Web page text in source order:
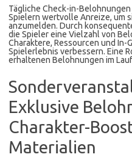
Tägliche Check-in-
Spielern wertvolle Anreize, um
anzumelden. Durch
die Spieler eine Vielzahl von
Charaktere, Ressourcen und In-
Spielerlebnis verbessern. Eine
erhaltenen Belohnungen im
Exklusive
Charakter-
Materialien